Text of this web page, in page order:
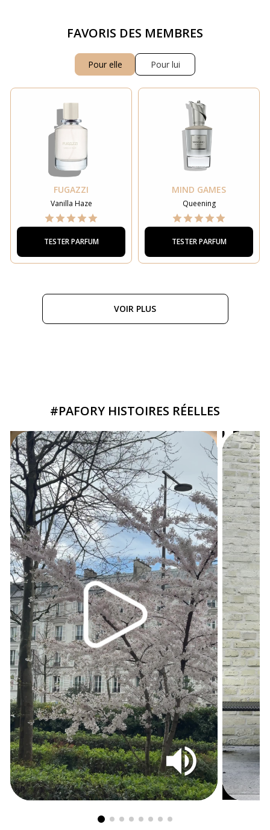
FAVORIS DES MEMBRES
Pour elle Pour lui
FUGAZZI
Vanilla Haze
TESTER PARFUM
MIND GAMES
Queening
TESTER PARFUM
VOIR PLUS
#PAFORY HISTOIRES RÉELLES